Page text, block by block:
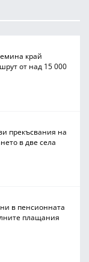
край
от над 15 000
прекъсвания на
в две села
в пенсионната
плащания